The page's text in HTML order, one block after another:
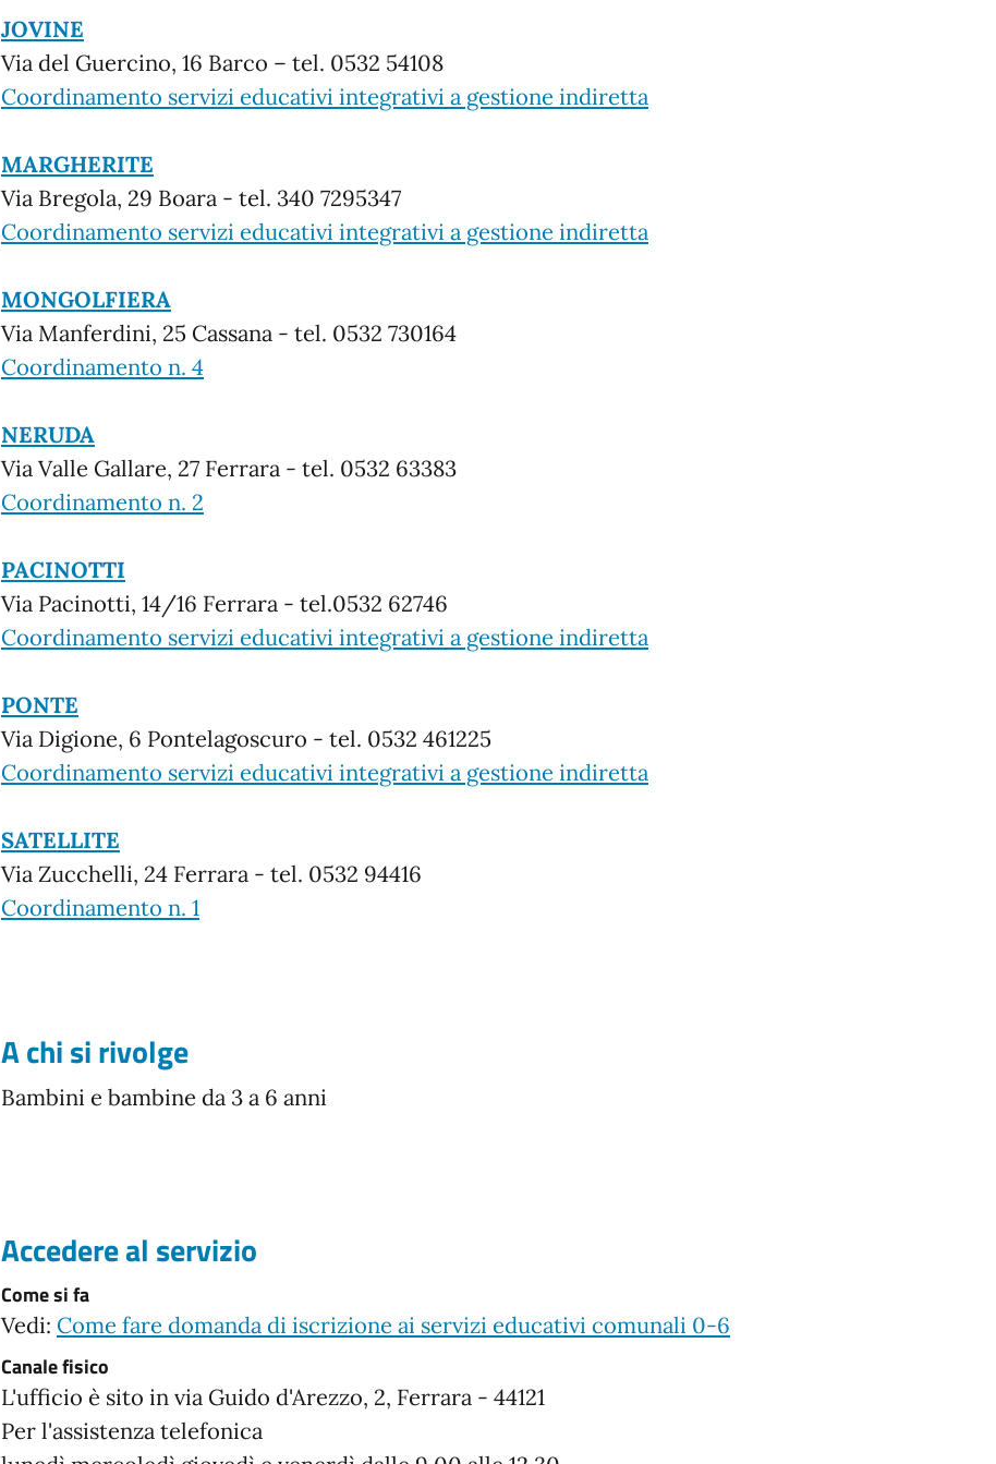
JOVINE
Via del Guercino, 16 Barco – tel. 0532 54108
Coordinamento servizi educativi integrativi a gestione indiretta
MARGHERITE
Via Bregola, 29 Boara - tel. 340 7295347
Coordinamento servizi educativi integrativi a gestione indiretta
MONGOLFIERA
Via Manferdini, 25 Cassana - tel. 0532 730164
Coordinamento n. 4
NERUDA
Via Valle Gallare, 27 Ferrara - tel. 0532 63383
Coordinamento n. 2
PACINOTTI
Via Pacinotti, 14/16 Ferrara - tel.0532 62746
Coordinamento servizi educativi integrativi a gestione indiretta
PONTE
Via Digione, 6 Pontelagoscuro - tel. 0532 461225
Coordinamento servizi educativi integrativi a gestione indiretta
SATELLITE
Via Zucchelli, 24 Ferrara - tel. 0532 94416
Coordinamento n. 1
A chi si rivolge
Bambini e bambine da 3 a 6 anni
Accedere al servizio
Come si fa
Vedi: Come fare domanda di iscrizione ai servizi educativi comunali 0-6
Canale fisico
L'ufficio è sito in via Guido d'Arezzo, 2, Ferrara - 44121
Per l'assistenza telefonica